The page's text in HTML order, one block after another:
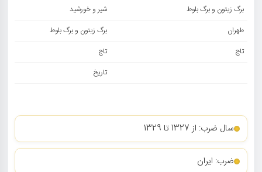
برگ زیتون و برگ بلوط
شیر و خورشید
طهران
برگ زیتون و برگ بلوط
تاج
تاج
تاریخ
سال ضرب: از 1327 تا 1329
ضرب: ایران